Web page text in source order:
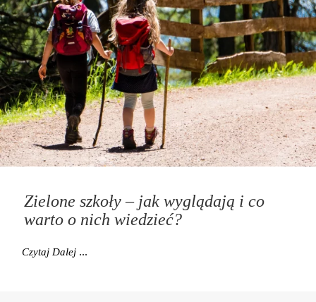
Zielone szkoły – jak wyglądają i co
warto o nich wiedzieć?
Czytaj Dalej